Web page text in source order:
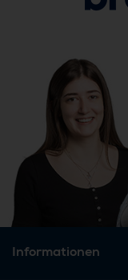
Informationen